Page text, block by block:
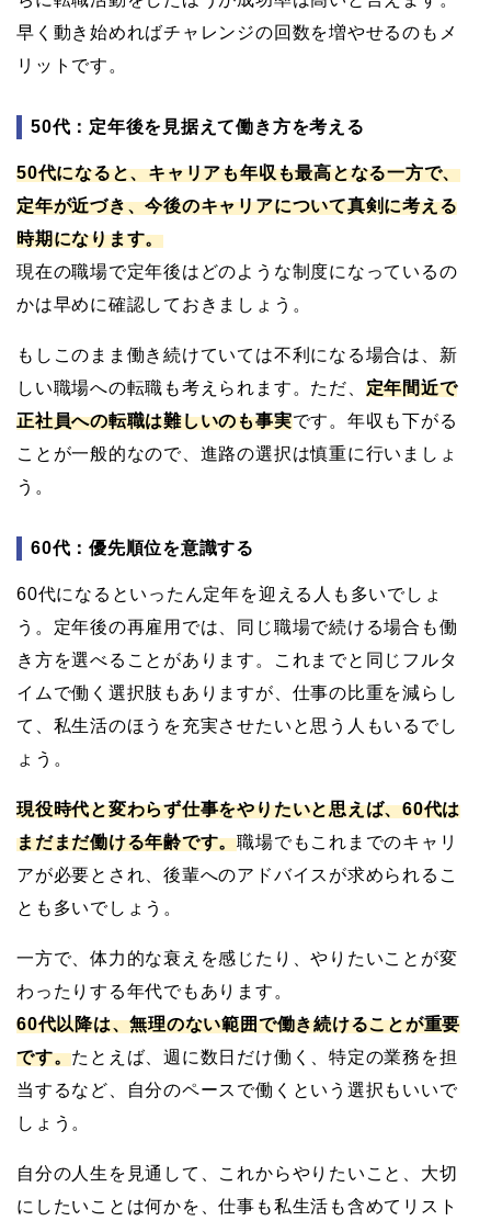
早く動き始めればチャレンジの回数を増やせるのもメ
リットです。
50代：定年後を見据えて働き方を考える
50代になると、キャリアも年収も最高となる一方で、
定年が近づき、今後のキャリアについて真剣に考える
時期になります。
現在の職場で定年後はどのような制度になっているの
かは早めに確認しておきましょう。
もしこのまま働き続けていては不利になる場合は、新
しい職場への転職も考えられます。ただ、 定年間近で
正社員への転職は難しいのも事実です。年収も下がる
ことが一般的なので、進路の選択は慎重に行いましょ
う。
60代：優先順位を意識する
60代になるといったん定年を迎える人も多いでしょ
う。定年後の再雇用では、同じ職場で続ける場合も働
き方を選べることがあります。これまでと同じフルタ
イムで働く選択肢もありますが、仕事の比重を減らし
て、私生活のほうを充実させたいと思う人もいるでし
ょう。
現役時代と変わらず仕事をやりたいと思えば、60代は
まだまだ働ける年齢です。職場でもこれまでのキャリ
アが必要とされ、後輩へのアドバイスが求められるこ
とも多いでしょう。
一方で、体力的な衰えを感じたり、やりたいことが変
わったりする年代でもあります。
60代以降は、無理のない範囲で働き続けることが重要
です。たとえば、週に数日だけ働く、特定の業務を担
当するなど、自分のペースで働くという選択もいいで
しょう。
自分の人生を見通して、これからやりたいこと、大切
にしたいことは何かを、仕事も私生活も含めてリスト